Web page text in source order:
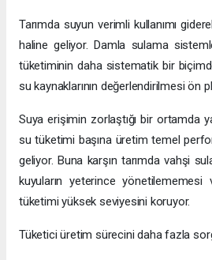
Tarımda suyun verimli kullanımı
haline geliyor. Damla sulama
tüketiminin daha sistematik bir
su kaynaklarının değerlendirilmesi ön
Suya erişimin zorlaştığı bir ortamda
su tüketimi başına üretim temel
geliyor. Buna karşın tarımda vahşi
kuyuların yeterince
tüketimi yüksek seviyesini koruyor.
Tüketici üretim sürecini daha fazla